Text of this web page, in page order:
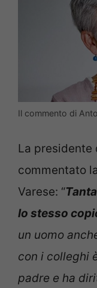
Il commento di
La presidente
commentato
Varese: “
lo stesso
un uomo
con i colleghi
padre e ha